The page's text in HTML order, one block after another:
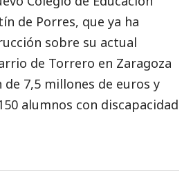
de Porres, que ya ha
sobre su actual
de Torrero en Zaragoza
7,5 millones de euros y
alumnos con discapacidad